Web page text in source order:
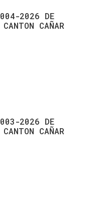
004-2026 DE
CANTON CAÑAR
003-2026 DE
CANTON CAÑAR